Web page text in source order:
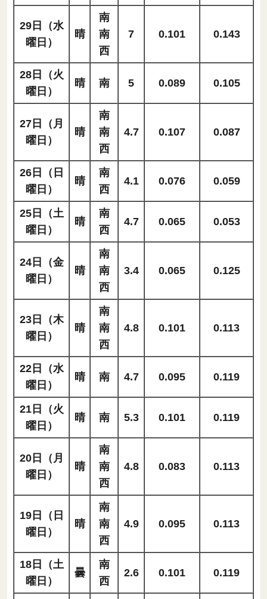
29日（水
曜日）
晴
南
南
西
7 0.101 0.143
28日（火
曜日）
晴 南 5 0.089 0.105
27日（月
曜日）
晴
南
南
西
4.7 0.107 0.087
26日（日
曜日）
晴
南
西
4.1 0.076 0.059
25日（土
曜日）
晴
南
西
4.7 0.065 0.053
24日（金
曜日）
晴
南
南
西
3.4 0.065 0.125
23日（木
曜日）
晴
南
南
西
4.8 0.101 0.113
22日（水
曜日）
晴 南 4.7 0.095 0.119
21日（火
曜日）
晴 南 5.3 0.101 0.119
20日（月
曜日）
晴
南
南
西
4.8 0.083 0.113
19日（日
曜日）
晴
南
南
西
4.9 0.095 0.113
18日（土
曜日）
曇
南
西
2.6 0.101 0.119